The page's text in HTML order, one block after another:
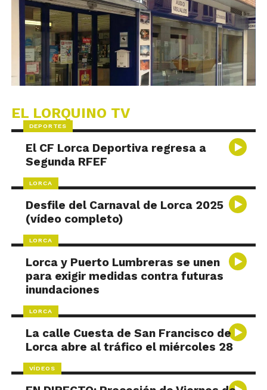
EL LORQUINO TV
DEPORTES
El CF Lorca Deportiva regresa a
Segunda RFEF
LORCA
Desfile del Carnaval de Lorca 2025
(vídeo completo)
LORCA
Lorca y Puerto Lumbreras se unen
para exigir medidas contra futuras
inundaciones
LORCA
La calle Cuesta de San Francisco de
Lorca abre al tráfico el miércoles 28
VÍDEOS